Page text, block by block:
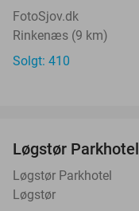
FotoSjov.dk
Rinkenæs (9 km)
Solgt: 410
Løgstør Parkhotel
Løgstør Parkhotel
Løgstør